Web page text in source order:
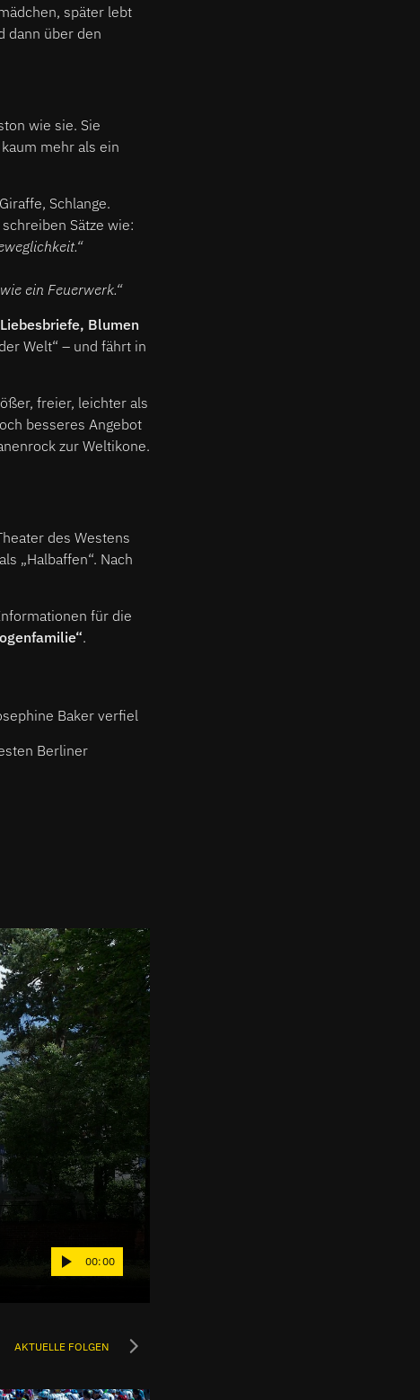
später lebt
dann über den
wie sie. Sie
mehr als ein
Schlange.
Sätze wie:
ein Feuerwerk.“
Blumen
Welt“ – und fährt in
freier, leichter als
besseres Angebot
zur Weltikone.
des Westens
„Halbaffen“. Nach
für die
.
Baker verfiel
Berliner
00:00
AKTUELLE FOLGEN